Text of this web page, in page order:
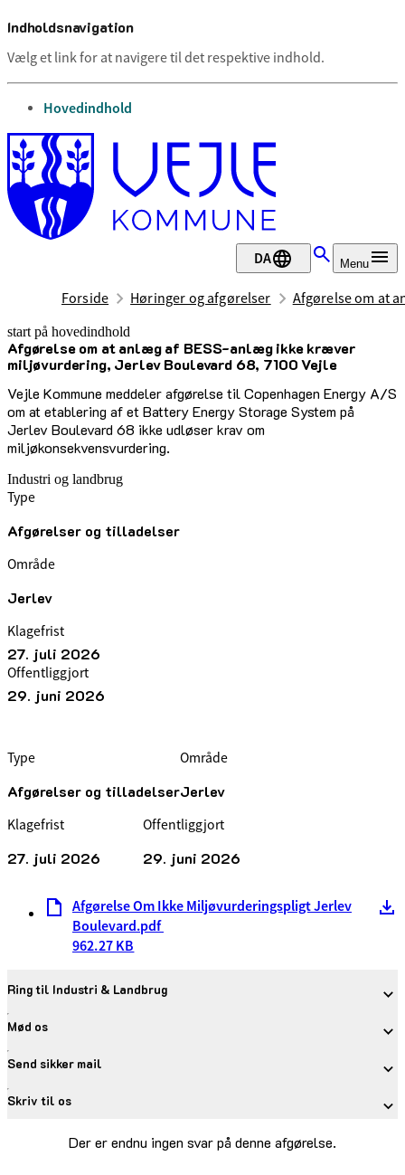
Indholdsnavigation
Vælg et link for at navigere til det respektive indhold.
gå til
Hovedindhold
DA Menu
Forside Høringer og afgørelser Afgørelse om at
start på hovedindhold
Afgørelse om at anlæg af BESS-anlæg ikke kræver
miljøvurdering, Jerlev Boulevard 68, 7100 Vejle
Vejle Kommune meddeler afgørelse til Copenhagen Energy A/S
om at etablering af et Battery Energy Storage System på
Jerlev Boulevard 68 ikke udløser krav om
miljøkonsekvensvurdering.
senest opdateret 10. juli 2026
Industri og landbrug
Type
Afgørelser og tilladelser
Område
Jerlev
Klagefrist
27. juli 2026
Offentliggjort
29. juni 2026
Type
Afgørelser og tilladelser
Område
Jerlev
Klagefrist
27. juli 2026
Offentliggjort
29. juni 2026
Afgørelse Om Ikke Miljøvurderingspligt Jerlev
Boulevard.pdf
962.27 KB
Ring til Industri & Landbrug
Mød os
Send sikker mail
Skriv til os
Der er endnu ingen svar på denne afgørelse.